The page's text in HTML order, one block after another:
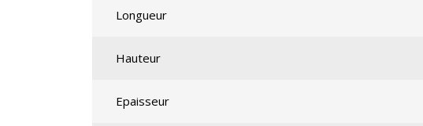
Longueur
Hauteur
Epaisseur